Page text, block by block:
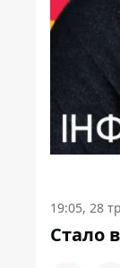
19:05, 28
Стало